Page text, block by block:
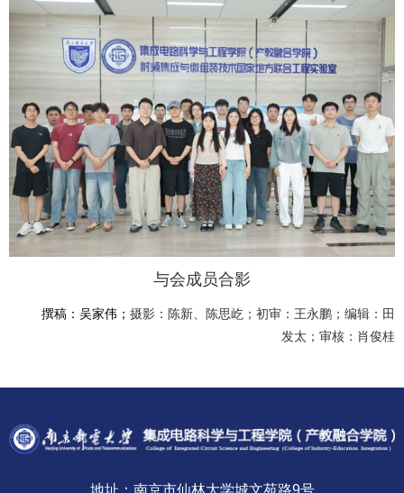
与会成员合影
撰稿：吴家伟； 摄影：陈新、陈思屹； 初审：王永鹏； 编辑：田
发太； 审核：肖俊桂
地址：南京市仙林大学城文苑路9号